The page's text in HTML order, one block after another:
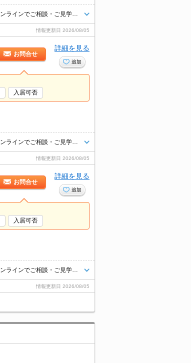
情報更新日 2026/08/05
お問合せ
詳細を見る
追加
入居可否
情報更新日 2026/08/05
お問合せ
詳細を見る
追加
入居可否
情報更新日 2026/08/05